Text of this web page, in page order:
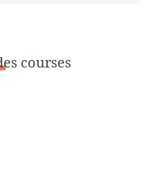
courses